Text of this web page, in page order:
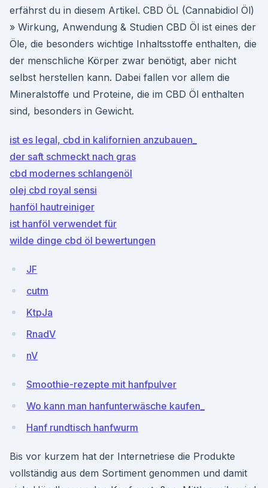
erfährst du in diesem Artikel. CBD ÖL (Cannabidiol Öl)
» Wirkung, Anwendung & Studien CBD Öl ist eines der
Öle, die besonders wichtige Inhaltsstoffe enthalten, die
der menschliche Körper zwar benötigt, aber nicht
selbst herstellen kann. Dabei fallen vor allem die
Mineralstoffe und Proteine, die im CBD Öl enthalten
sind, besonders in Gewicht.
ist es legal, cbd in kalifornien anzubauen_
der saft schmeckt nach gras
cbd modernes schlangenöl
olej cbd royal sensi
hanföl hautreiniger
ist hanföl verwendet für
wilde dinge cbd öl bewertungen
JF
cutm
KtpJa
RnadV
nV
Smoothie-rezepte mit hanfpulver
Wo kann man hanfunterwäsche kaufen_
Hanf rundtisch hanfwurm
Bis vor kurzem hat der Internetriese die Produkte
vollständig aus dem Sortiment genommen und damit